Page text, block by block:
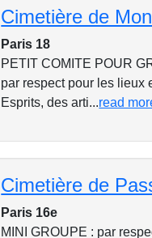
Cimetière de
Paris 18
PETIT COMITE POUR
par respect pour les lieux
Esprits, des arti...read
Cimetière de
Paris 16e
MINI GROUPE : par